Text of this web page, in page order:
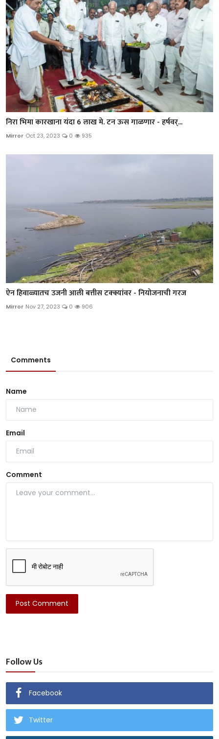
निरा भिमा कारखाना यंदा 6 लाख मे. टन ऊस गाळणार - हर्षवर्...
Mirror Oct 23, 2023 0 935
ऐन हिवाळ्यातच उजनी आली बत्तीस टक्क्यांवर - नियोजनाची गरज
Mirror Nov 27, 2023 0 906
Comments
Name
Email
Comment
Post Comment
Follow Us
Facebook
Twitter